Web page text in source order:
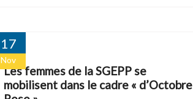
17
Nov
Les femmes de la SGEPP se
mobilisent dans le cadre « d’Octobre